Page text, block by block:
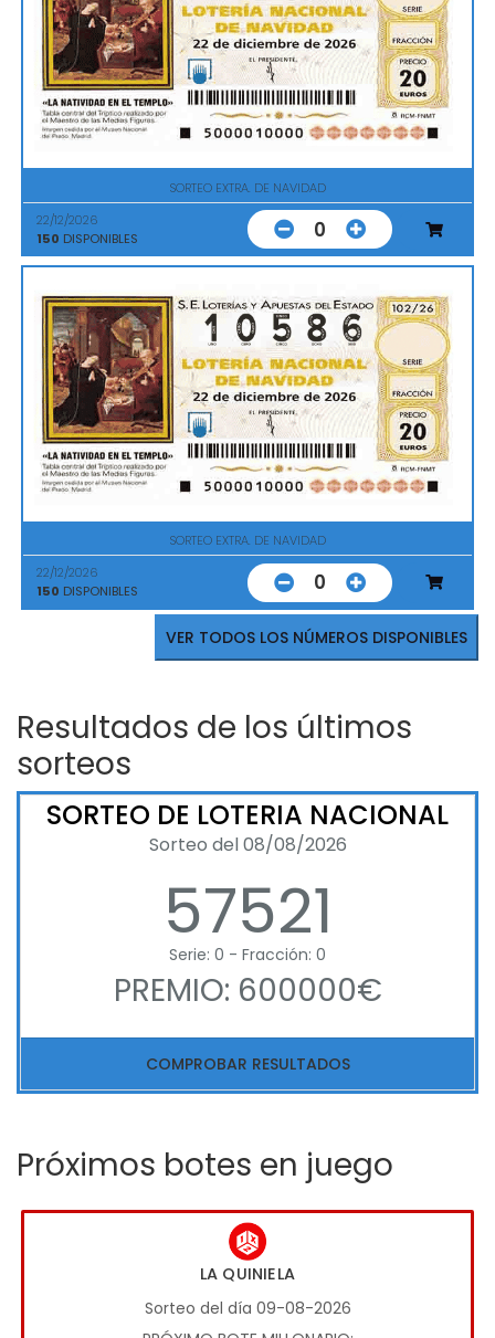
SORTEO EXTRA. DE NAVIDAD
22/12/2026
150 DISPONIBLES 0
SORTEO EXTRA. DE NAVIDAD
22/12/2026
150 DISPONIBLES 0
VER TODOS LOS NÚMEROS DISPONIBLES
Resultados de los últimos
sorteos
SORTEO DE LOTERIA NACIONAL
Sorteo del 08/08/2026
57521
Serie: 0 - Fracción: 0
PREMIO: 600000€
COMPROBAR RESULTADOS
Próximos botes en juego
LA QUINIELA
Sorteo del día 09-08-2026